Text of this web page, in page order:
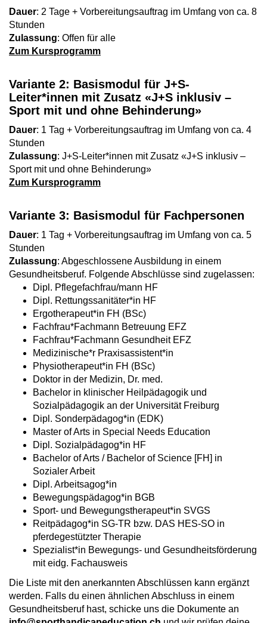
Dauer: 2 Tage + Vorbereitungsauftrag im Umfang von ca. 8
Stunden
Zulassung: Offen für alle
Zum Kursprogramm
Variante 2: Basismodul für J+S-
Leiter*innen mit Zusatz «J+S inklusiv –
Sport mit und ohne Behinderung»
Dauer: 1 Tag + Vorbereitungsauftrag im Umfang von ca. 4
Stunden
Zulassung: J+S-Leiter*innen mit Zusatz «J+S inklusiv –
Sport mit und ohne Behinderung»
Zum Kursprogramm
Variante 3: Basismodul für Fachpersonen
Dauer: 1 Tag + Vorbereitungsauftrag im Umfang von ca. 5
Stunden
Zulassung: Abgeschlossene Ausbildung in einem
Gesundheitsberuf. Folgende Abschlüsse sind zugelassen:
Dipl. Pflegefachfrau/mann HF
Dipl. Rettungssanitäter*in HF
Ergotherapeut*in FH (BSc)
Fachfrau*Fachmann Betreuung EFZ
Fachfrau*Fachmann Gesundheit EFZ
Medizinische*r Praxisassistent*in
Physiotherapeut*in FH (BSc)
Doktor in der Medizin, Dr. med.
Bachelor in klinischer Heilpädagogik und
Sozialpädagogik an der Universität Freiburg
Dipl. Sonderpädagog*in (EDK)
Master of Arts in Special Needs Education
Dipl. Sozialpädagog*in HF
Bachelor of Arts / Bachelor of Science [FH] in
Sozialer Arbeit
Dipl. Arbeitsagog*in
Bewegungspädagog*in BGB
Sport- und Bewegungstherapeut*in SVGS
Reitpädagog*in SG-TR bzw. DAS HES-SO in
pferdegestützter Therapie
Spezialist*in Bewegungs- und Gesundheitsförderung
mit eidg. Fachausweis
Die Liste mit den anerkannten Abschlüssen kann ergänzt
werden. Falls du einen ähnlichen Abschluss in einem
Gesundheitsberuf hast, schicke uns die Dokumente an